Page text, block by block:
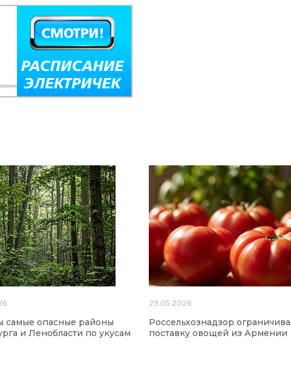
самые опасные районы
и Ленобласти по укусам
29.05.2026
Россельхознадзор
поставку овощей из Армении